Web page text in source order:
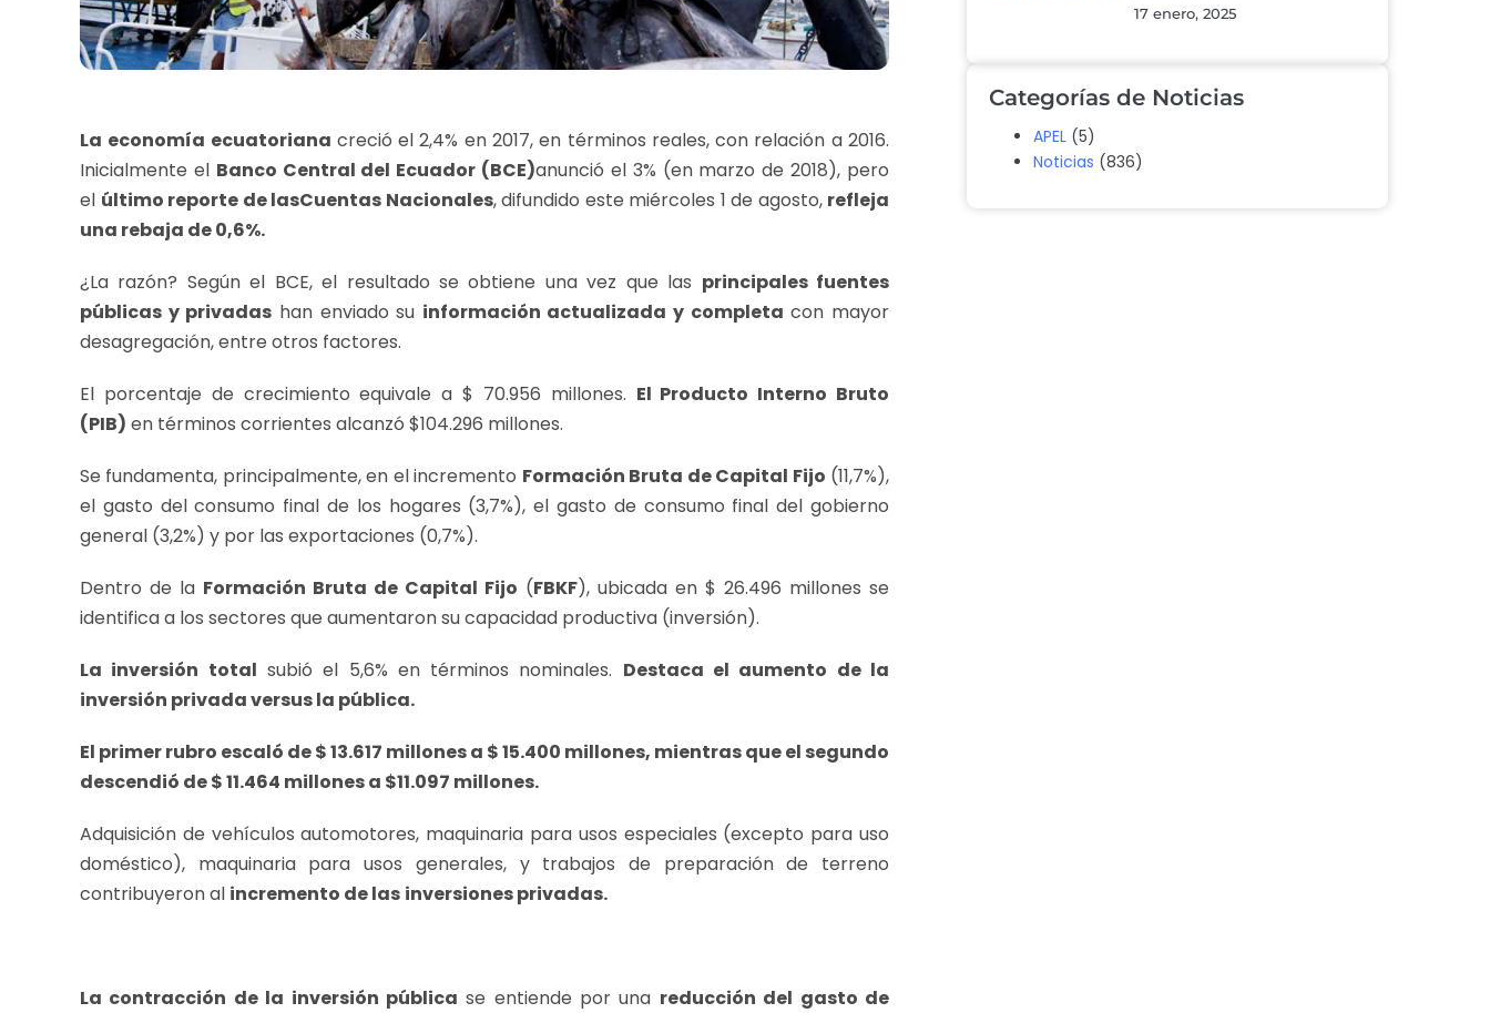
La economía ecuatoriana creció el 2,4% en 2017, en términos reales, con relación a 2016.
Inicialmente el Banco Central del Ecuador (BCE)anunció el 3% (en marzo de 2018), pero
el último reporte de lasCuentas Nacionales, difundido este miércoles 1 de agosto, refleja
una rebaja de 0,6%.
¿La razón? Según el BCE, el resultado se obtiene una vez que las principales fuentes
públicas y privadas han enviado su información actualizada y completa con mayor
desagregación, entre otros factores.
El porcentaje de crecimiento equivale a $ 70.956 millones. El Producto Interno Bruto
(PIB) en términos corrientes alcanzó $104.296 millones.
Se fundamenta, principalmente, en el incremento Formación Bruta de Capital Fijo (11,7%),
el gasto del consumo final de los hogares (3,7%), el gasto de consumo final del gobierno
general (3,2%) y por las exportaciones (0,7%).
Dentro de la Formación Bruta de Capital Fijo (FBKF), ubicada en $ 26.496 millones se
identifica a los sectores que aumentaron su capacidad productiva (inversión).
La inversión total subió el 5,6% en términos nominales. Destaca el aumento de la
inversión privada versus la pública.
El primer rubro escaló de $ 13.617 millones a $ 15.400 millones, mientras que el segundo
descendió de $ 11.464 millones a $11.097 millones.
Adquisición de vehículos automotores, maquinaria para usos especiales (excepto para uso
doméstico), maquinaria para usos generales, y trabajos de preparación de terreno
contribuyeron al incremento de las inversiones privadas.
La contracción de la inversión pública se entiende por una reducción del gasto de
17 enero, 2025
Categorías de Noticias
APEL (5)
Noticias (836)